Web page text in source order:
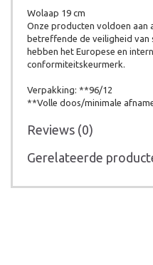
Wolaap 19 cm
Onze producten voldoen aan
betreffende de veiligheid
hebben het Europese en
conformiteitskeurmerk.
Verpakking: **96/12
**Volle doos/minimale
Reviews (0)
Gerelateerde